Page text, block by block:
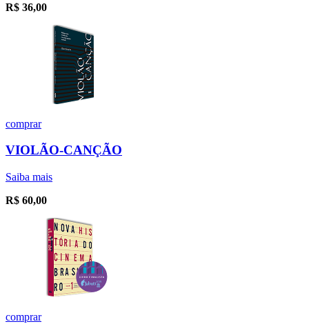
R$ 36,00
comprar
VIOLÃO-CANÇÃO
Saiba mais
R$ 60,00
comprar